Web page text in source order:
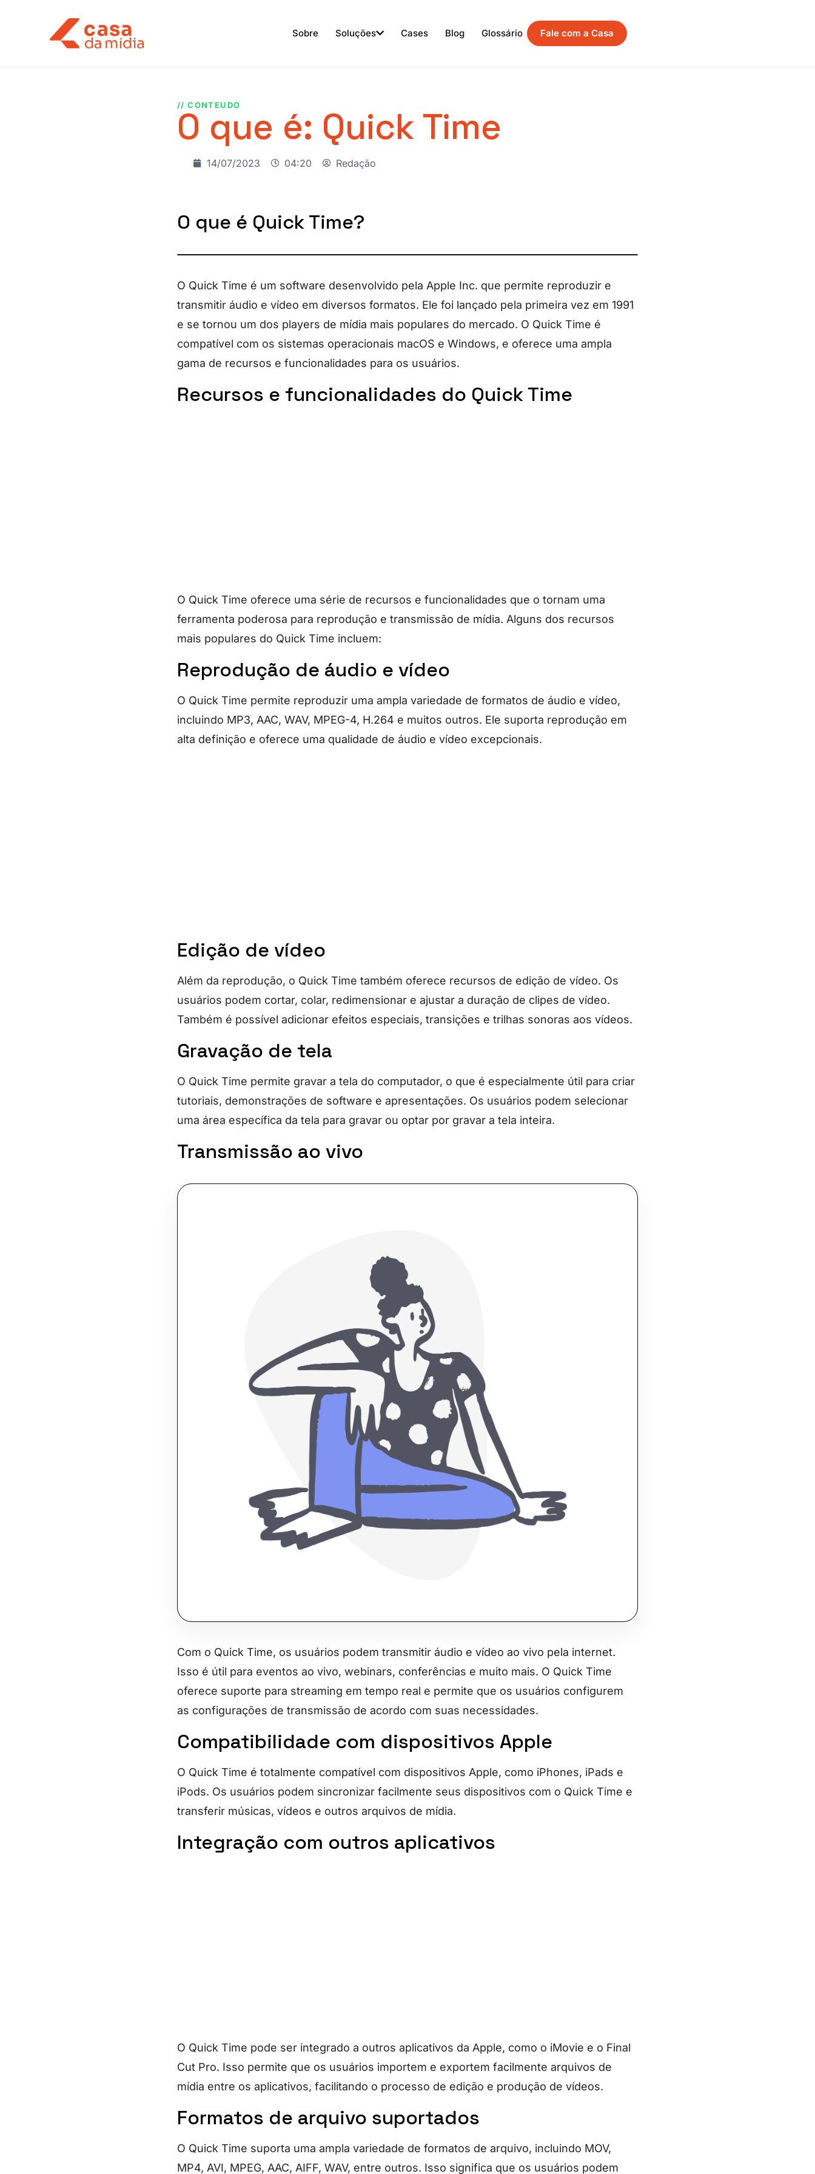
Sobre Soluções Cases Blog Glossário Fale com a Casa
// CONTEUDO
O que é: Quick Time
14/07/2023 04:20 Redação
O que é Quick Time?
O Quick Time é um software desenvolvido pela Apple Inc. que permite reproduzir e
transmitir áudio e vídeo em diversos formatos. Ele foi lançado pela primeira vez em 1991
e se tornou um dos players de mídia mais populares do mercado. O Quick Time é
compatível com os sistemas operacionais macOS e Windows, e oferece uma ampla
gama de recursos e funcionalidades para os usuários.
Recursos e funcionalidades do Quick Time
O Quick Time oferece uma série de recursos e funcionalidades que o tornam uma
ferramenta poderosa para reprodução e transmissão de mídia. Alguns dos recursos
mais populares do Quick Time incluem:
Reprodução de áudio e vídeo
O Quick Time permite reproduzir uma ampla variedade de formatos de áudio e vídeo,
incluindo MP3, AAC, WAV, MPEG-4, H.264 e muitos outros. Ele suporta reprodução em
alta definição e oferece uma qualidade de áudio e vídeo excepcionais.
Edição de vídeo
Além da reprodução, o Quick Time também oferece recursos de edição de vídeo. Os
usuários podem cortar, colar, redimensionar e ajustar a duração de clipes de vídeo.
Também é possível adicionar efeitos especiais, transições e trilhas sonoras aos vídeos.
Gravação de tela
O Quick Time permite gravar a tela do computador, o que é especialmente útil para criar
tutoriais, demonstrações de software e apresentações. Os usuários podem selecionar
uma área específica da tela para gravar ou optar por gravar a tela inteira.
Transmissão ao vivo
Com o Quick Time, os usuários podem transmitir áudio e vídeo ao vivo pela internet.
Isso é útil para eventos ao vivo, webinars, conferências e muito mais. O Quick Time
oferece suporte para streaming em tempo real e permite que os usuários configurem
as configurações de transmissão de acordo com suas necessidades.
Compatibilidade com dispositivos Apple
O Quick Time é totalmente compatível com dispositivos Apple, como iPhones, iPads e
iPods. Os usuários podem sincronizar facilmente seus dispositivos com o Quick Time e
transferir músicas, vídeos e outros arquivos de mídia.
Integração com outros aplicativos
O Quick Time pode ser integrado a outros aplicativos da Apple, como o iMovie e o Final
Cut Pro. Isso permite que os usuários importem e exportem facilmente arquivos de
mídia entre os aplicativos, facilitando o processo de edição e produção de vídeos.
Formatos de arquivo suportados
O Quick Time suporta uma ampla variedade de formatos de arquivo, incluindo MOV,
MP4, AVI, MPEG, AAC, AIFF, WAV, entre outros. Isso significa que os usuários podem